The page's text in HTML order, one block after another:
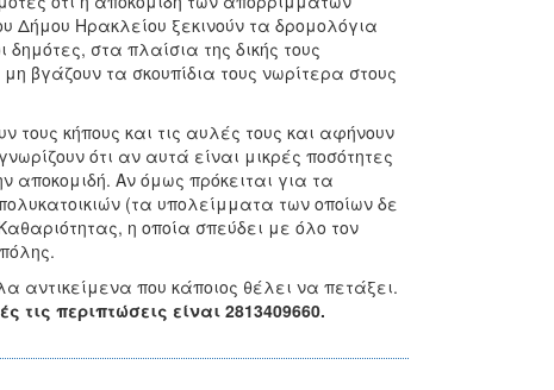
Ηρακλείου ξεκινούν τα δρομολόγια
στα πλαίσια της δικής τους
βγάζουν τα σκουπίδια τους νωρίτερα στους
τους κήπους και τις αυλές τους και αφήνουν
ότι αν αυτά είναι μικρές ποσότητες
αποκομιδή. Αν όμως πρόκειται για τα
(τα υπολείμματα των οποίων δε
η οποία σπεύδει με όλο τον
αντικείμενα που κάποιος θέλει να πετάξει.
περιπτώσεις είναι 2813409660.